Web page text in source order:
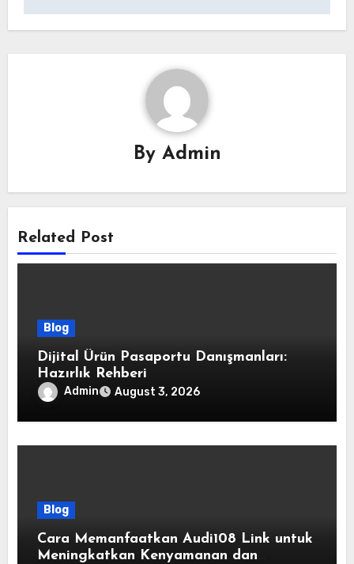
By Admin
Related Post
Blog
Dijital Ürün Pasaportu Danışmanları:
Hazırlık Rehberi
Admin August 3, 2026
Blog
Cara Memanfaatkan Audi108 Link untuk
Meningkatkan Kenyamanan dan